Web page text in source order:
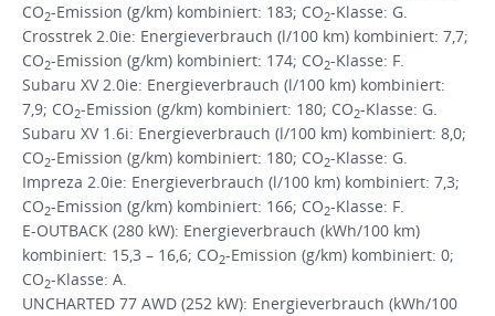
CO2-Emission (g/km) kombiniert: 183; CO2-Klasse: G.
Crosstrek 2.0ie: Energieverbrauch (l/100 km) kombiniert: 7,7;
CO2-Emission (g/km) kombiniert: 174; CO2-Klasse: F.
Subaru XV 2.0ie: Energieverbrauch (l/100 km) kombiniert:
7,9; CO2-Emission (g/km) kombiniert: 180; CO2-Klasse: G.
Subaru XV 1.6i: Energieverbrauch (l/100 km) kombiniert: 8,0;
CO2-Emission (g/km) kombiniert: 180; CO2-Klasse: G.
Impreza 2.0ie: Energieverbrauch (l/100 km) kombiniert: 7,3;
CO2-Emission (g/km) kombiniert: 166; CO2-Klasse: F.
E-OUTBACK (280 kW): Energieverbrauch (kWh/100 km)
kombiniert: 15,3 – 16,6; CO2-Emission (g/km) kombiniert: 0;
CO2-Klasse: A.
UNCHARTED 77 AWD (252 kW): Energieverbrauch (kWh/100